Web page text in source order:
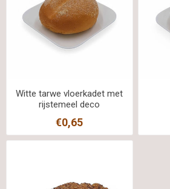
Witte tarwe vloerkadet met
rijstemeel deco
€0,65